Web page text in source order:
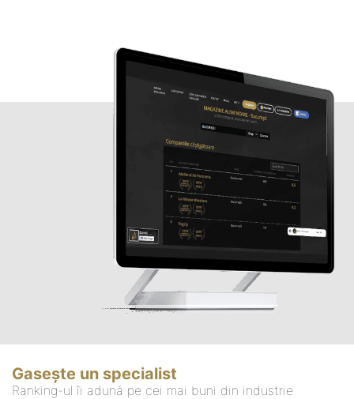
Gasește un specialist
Ranking-ul îi adună pe cei mai buni din industrie